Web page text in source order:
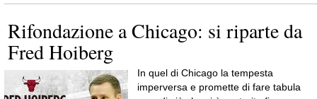
Rifondazione a Chicago: si riparte da
Fred Hoiberg
In quel di Chicago la tempesta
imperversa e promette di fare tabula